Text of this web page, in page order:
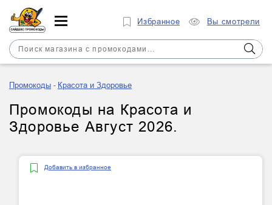
Промокоды Красота и Здоровье
Промокоды на Красота и
Здоровье Август 2026.
Добавить в избранное
Избранное Вы смотрели